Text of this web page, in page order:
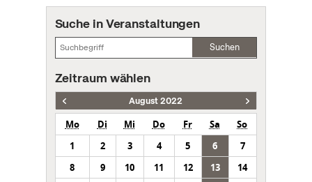
Suche in Veranstaltungen
Suchen
Zeitraum wählen
August 2022
Mo Di Mi Do Fr Sa
So
1
2 3 4 5 6
7
8
9 10 11 12 13
14